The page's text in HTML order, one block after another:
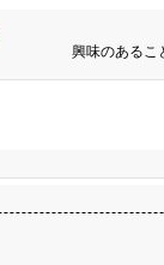
興味のあるこ